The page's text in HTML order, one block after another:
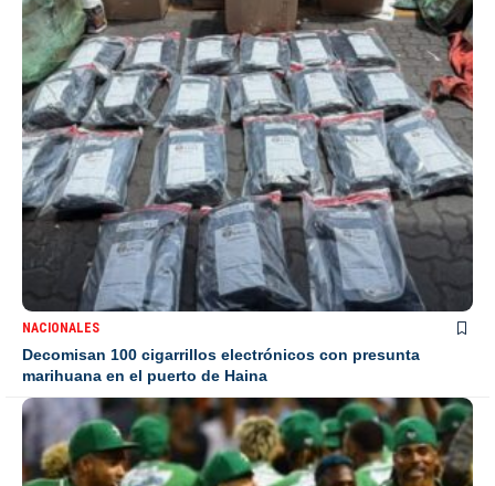
NACIONALES
Decomisan 100 cigarrillos electrónicos con presunta
marihuana en el puerto de Haina